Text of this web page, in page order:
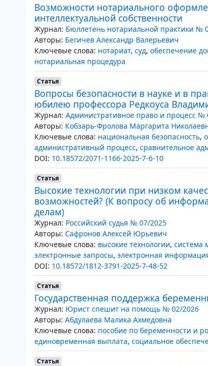
Возможности нотариального
интеллектуальной собственности
Журнал: Бюллетень нотариальной практики №
Авторы: Бегичев Александр Валерьевич
Ключевые слова: нотариат, суд, обеспечение
нотариальная процедура
Статья
Вопросы безопасности в науке и в
юбилею профессора Редкоуса
Журнал: Административное право и процесс №
Авторы: Кобзарь-Фролова Маргарита
Ключевые слова: национальная безопасность,
административный процесс, сравнительное
DOI: 10.18572/2071-1166-2025-7-6-10
Статья
Высокие технологии при низком
возможностей? (К вопросу об
делам)
Журнал: Российский судья № 07/2025
Авторы: Сафронов Алексей Юрьевич
Ключевые слова: высокие технологии, система
электронные запросы, электронная
DOI: 10.18572/1812-3791-2025-7-48-52
Статья
Государственная поддержка
Журнал: Юрист спешит на помощь № 02/2026
Авторы: Абдулаева Малика Ахмедовна
Ключевые слова: пособие по беременности и
единовременная выплата, социальное
Статья